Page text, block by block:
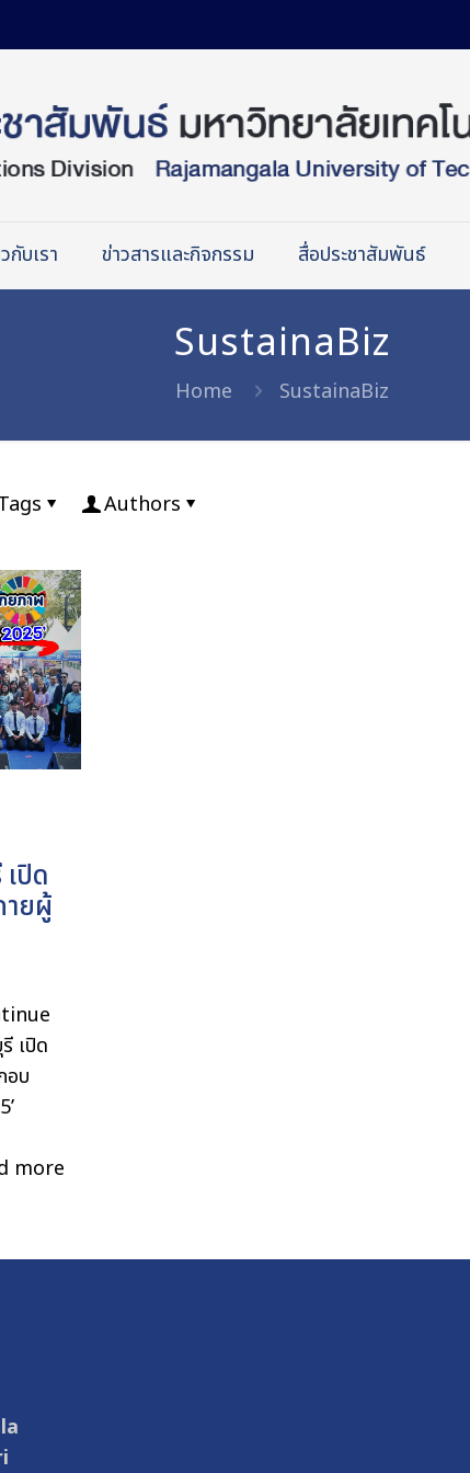
กับเรา ข่าวสารและกิจกรรม สื่อประชาสัมพันธ์
SustainaBiz
Home SustainaBiz
Authors
ปิด
ายผู้
เปิด
อบ
more